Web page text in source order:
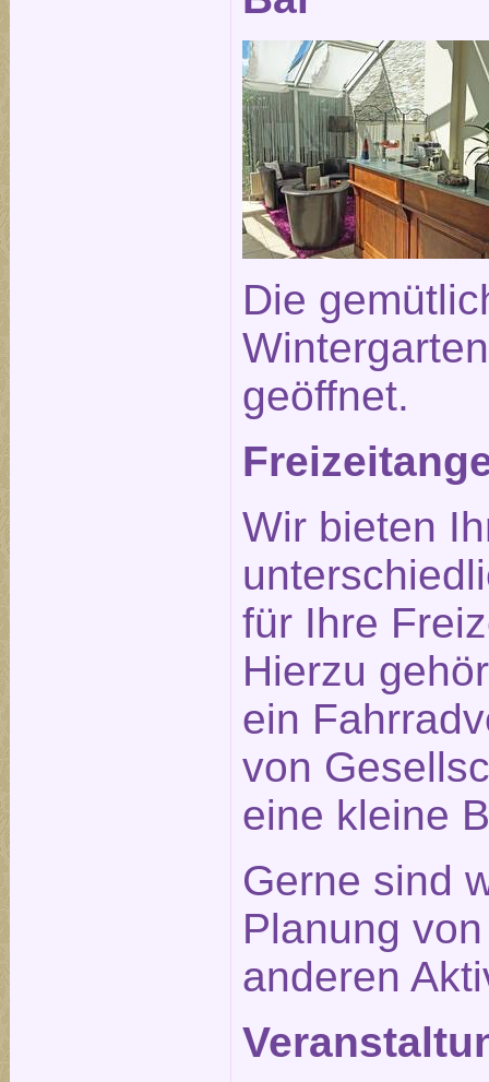
Die
geöffnet.
Wir bieten
für Ihre
Hierzu
ein
von
eine kleine
Gerne sind
Planung
anderen